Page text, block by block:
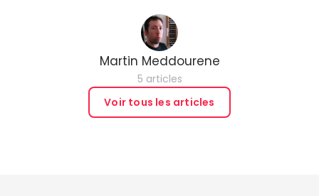
Martin Meddourene
5 articles
Voir tous les articles